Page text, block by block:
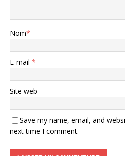
Nom*
E-mail *
Site web
Save my name, email, and
next time I comment.